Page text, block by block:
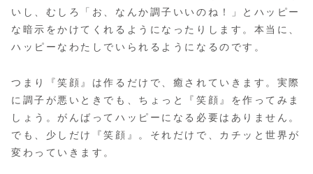
いし、むしろ「お、なんか調子いいのね！」とハッピー
な暗示をかけてくれるようになったりします。本当に、
ハッピーなわたしでいられるようになるのです。
つまり『笑顔』は作るだけで、癒されていきます。実際
に調子が悪いときでも、ちょっと『笑顔』を作ってみま
しょう。がんばってハッピーになる必要はありません。
でも、少しだけ『笑顔』。それだけで、カチッと世界が
変わっていきます。